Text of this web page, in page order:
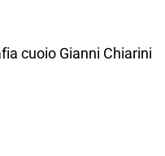
cuoio Gianni Chiarini